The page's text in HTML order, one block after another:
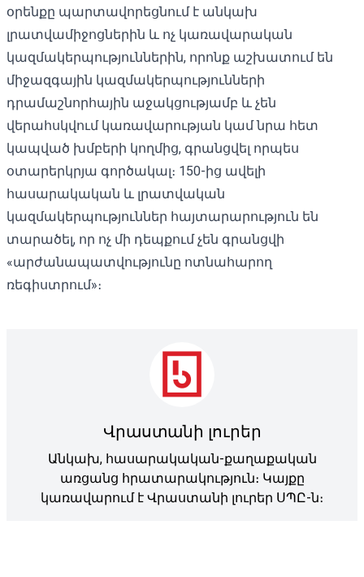
օրենքը պարտավորեցնում է անկախ
լրատվամիջոցներին և ոչ կառավարական
կազմակերպություններին, որոնք աշխատում են
միջազգային կազմակերպությունների
դրամաշնորհային աջակցությամբ և չեն
վերահսկվում կառավարության կամ նրա հետ
կապված խմբերի կողմից, գրանցվել որպես
օտարերկրյա գործակալ։ 150-ից ավելի
հասարակական և լրատվական
կազմակերպություններ հայտարարություն են
տարածել, որ ոչ մի դեպքում չեն գրանցվի
«արժանապատվությունը ոտնահարող
ռեգիստրում»։
Վրաստանի լուրեր
Անկախ, հասարակական-քաղաքական
առցանց հրատարակություն։ Կայքը
կառավարում է Վրաստանի լուրեր ՍՊԸ-ն։